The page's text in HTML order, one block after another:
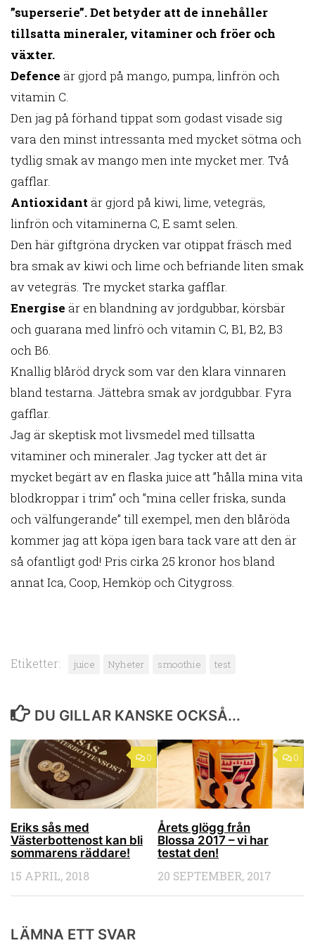
”superserie”. Det betyder att de innehåller
tillsatta mineraler, vitaminer och fröer och
växter.
Defence är gjord på mango, pumpa, linfrön och
vitamin C.
Den jag på förhand tippat som godast visade sig
vara den minst intressanta med mycket sötma och
tydlig smak av mango men inte mycket mer. Två
gafflar.
Antioxidant är gjord på kiwi, lime, vetegräs,
linfrön och vitaminerna C, E samt selen.
Den här giftgröna drycken var otippat fräsch med
bra smak av kiwi och lime och befriande liten smak
av vetegräs. Tre mycket starka gafflar.
Energise är en blandning av jordgubbar, körsbär
och guarana med linfrö och vitamin C, B1, B2, B3
och B6.
Knallig blåröd dryck som var den klara vinnaren
bland testarna. Jättebra smak av jordgubbar. Fyra
gafflar.
Jag är skeptisk mot livsmedel med tillsatta
vitaminer och mineraler. Jag tycker att det är
mycket begärt av en flaska juice att ”hålla mina vita
blodkroppar i trim” och ”mina celler friska, sunda
och välfungerande” till exempel, men den blåröda
kommer jag att köpa igen bara tack vare att den är
så ofantligt god! Pris cirka 25 kronor hos bland
annat Ica, Coop, Hemköp och Citygross.
Etiketter: juice Nyheter smoothie test
DU GILLAR KANSKE OCKSÅ...
0
Eriks sås med
Västerbottenost kan bli
sommarens räddare!
15 APRIL, 2018
0
Årets glögg från
Blossa 2017 – vi har
testat den!
20 SEPTEMBER, 2017
LÄMNA ETT SVAR